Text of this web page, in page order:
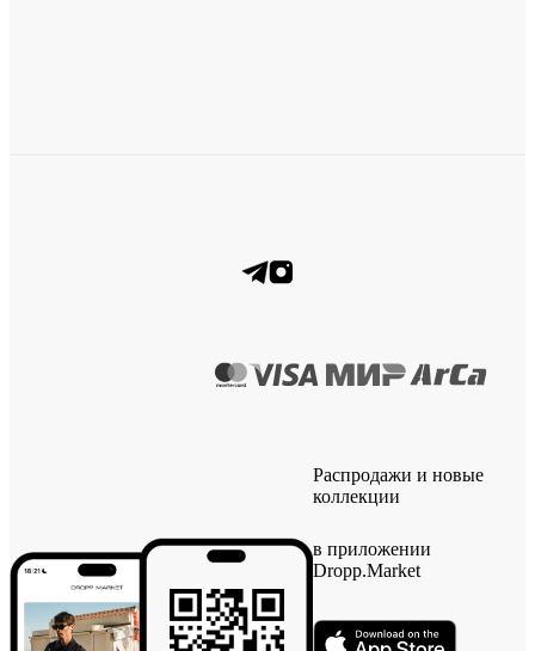
Распродажи и новые
коллекции
в приложении
Dropp.Market